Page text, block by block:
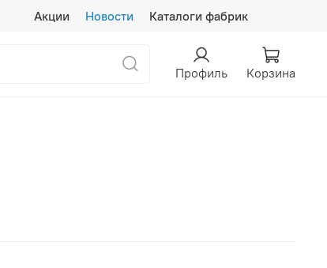
Акции Новости Каталоги фабрик
Профиль Корзина